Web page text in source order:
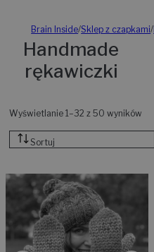
Brain Inside/Sklep z czapkami/
Handmade
rękawiczki
Wyświetlanie 1–32 z 50 wyników
Sortuj